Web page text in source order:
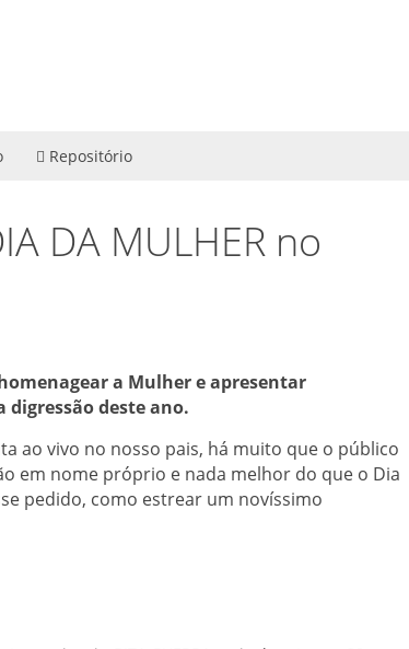
Repositório
DA MULHER no
a Mulher e apresentar
deste ano.
ao vivo no nosso pais, há muito que o público
em nome próprio e nada melhor do que o Dia
pedido, como estrear um novíssimo